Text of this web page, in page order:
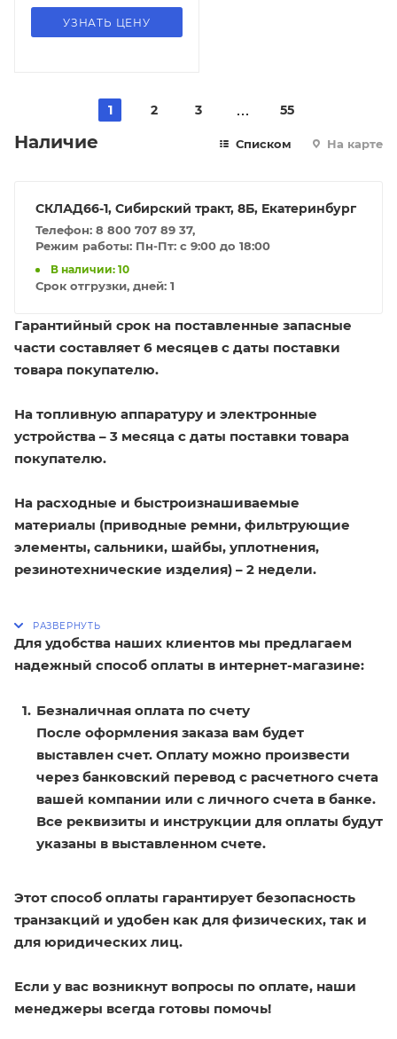
УЗНАТЬ ЦЕНУ
1 2 3 55
Наличие Списком На карте
СКЛАД66-1, Сибирский тракт, 8Б, Екатеринбург
Телефон: 8 800 707 89 37,
Режим работы: Пн-Пт: с 9:00 до 18:00
В наличии: 10
Срок отгрузки, дней: 1
Гарантийный срок на поставленные запасные
части составляет 6 месяцев с даты поставки
товара покупателю.
На топливную аппаратуру и электронные
устройства – 3 месяца с даты поставки товара
покупателю.
На расходные и быстроизнашиваемые
материалы (приводные ремни, фильтрующие
элементы, сальники, шайбы, уплотнения,
резинотехнические изделия) – 2 недели.
Для удобства наших клиентов мы предлагаем
надежный способ оплаты в интернет-магазине:
Безналичная оплата по счету
После оформления заказа вам будет
выставлен счет. Оплату можно произвести
через банковский перевод с расчетного счета
вашей компании или с личного счета в банке.
Все реквизиты и инструкции для оплаты будут
указаны в выставленном счете.
Этот способ оплаты гарантирует безопасность
транзакций и удобен как для физических, так и
для юридических лиц.
Если у вас возникнут вопросы по оплате, наши
менеджеры всегда готовы помочь!